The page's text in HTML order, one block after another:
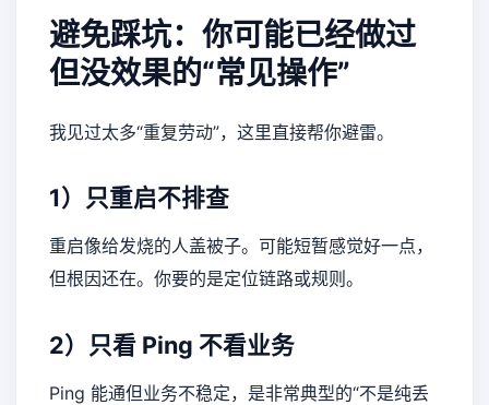
避免踩坑：你可能已经做过
但没效果的“常见操作”
我见过太多“重复劳动”，这里直接帮你避雷。
1）只重启不排查
重启像给发烧的人盖被子。可能短暂感觉好一点，
但根因还在。你要的是定位链路或规则。
2）只看 Ping 不看业务
Ping 能通但业务不稳定，是非常典型的“不是纯丢